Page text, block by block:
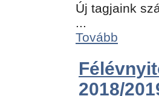
Új tagjaink
...
Tovább
2018/